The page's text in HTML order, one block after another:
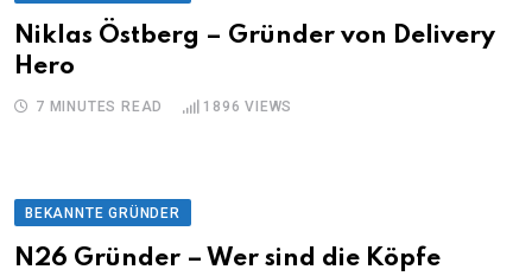
Niklas Östberg – Gründer von Delivery
Hero
7 MINUTES READ 1896 VIEWS
BEKANNTE GRÜNDER
N26 Gründer – Wer sind die Köpfe